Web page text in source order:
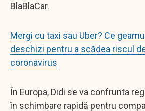
BlaBlaCar.
Mergi cu taxi sau Uber? Ce
deschizi pentru a scădea riscul
coronavirus
În Europa, Didi se va confrunta
în schimbare rapidă pentru